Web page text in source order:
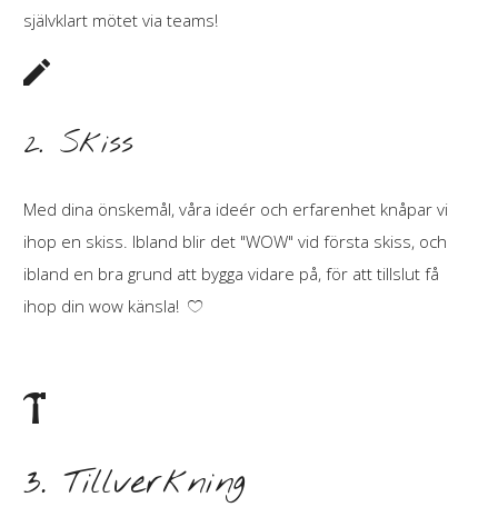
självklart mötet via teams!
2. Skiss
Med dina önskemål, våra ideér och erfarenhet knåpar vi
ihop en skiss. Ibland blir det "WOW" vid första skiss, och
ibland en bra grund att bygga vidare på, för att tillslut få
ihop din wow känsla!
3. Tillverkning